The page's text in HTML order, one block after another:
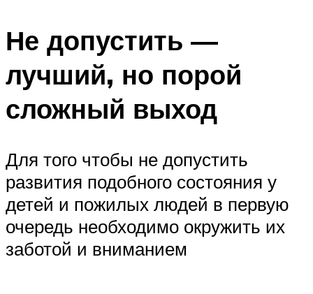
Не допустить —
лучший, но порой
сложный выход
Для того чтобы не допустить
развития подобного состояния у
детей и пожилых людей в первую
очередь необходимо окружить их
заботой и вниманием